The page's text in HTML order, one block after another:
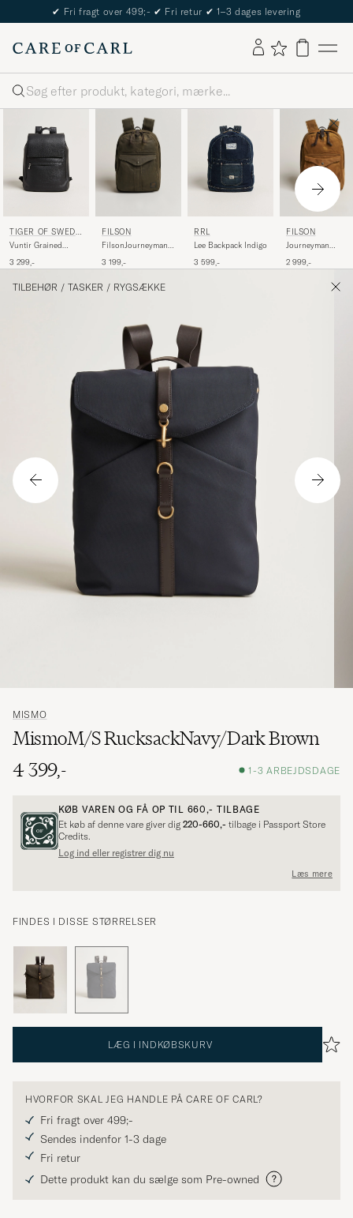
✔ Fri fragt over 499;- ✔ Fri retur ✔ 1–3 dages levering
Søg
TIGER OF SWEDE
N
Vuntir Grained
Black
3 299,-
FILSON
FilsonJourneyman
Green
3 199,-
RRL
Lee Backpack Indigo
3 599,-
FILSON
Journeyman
2 999,-
TILBEHØR / TASKER / RYGSÆKKE
MISMO
MismoM/S RucksackNavy/Dark Brown
4 399,-
1-3 ARBEJDSDAGE
KØB VAREN OG FÅ OP TIL 660,- TILBAGE
Et køb af denne vare giver dig 220-660,- tilbage i Passport Store
Credits.
Log ind eller registrer dig nu
Læs mere
FINDES I DISSE STØRRELSER
LÆG I INDKØBSKURV
HVORFOR SKAL JEG HANDLE PÅ CARE OF CARL?
Fri fragt over 499;-
Sendes indenfor 1-3 dage
Fri retur
Dette produkt kan du sælge som Pre-owned